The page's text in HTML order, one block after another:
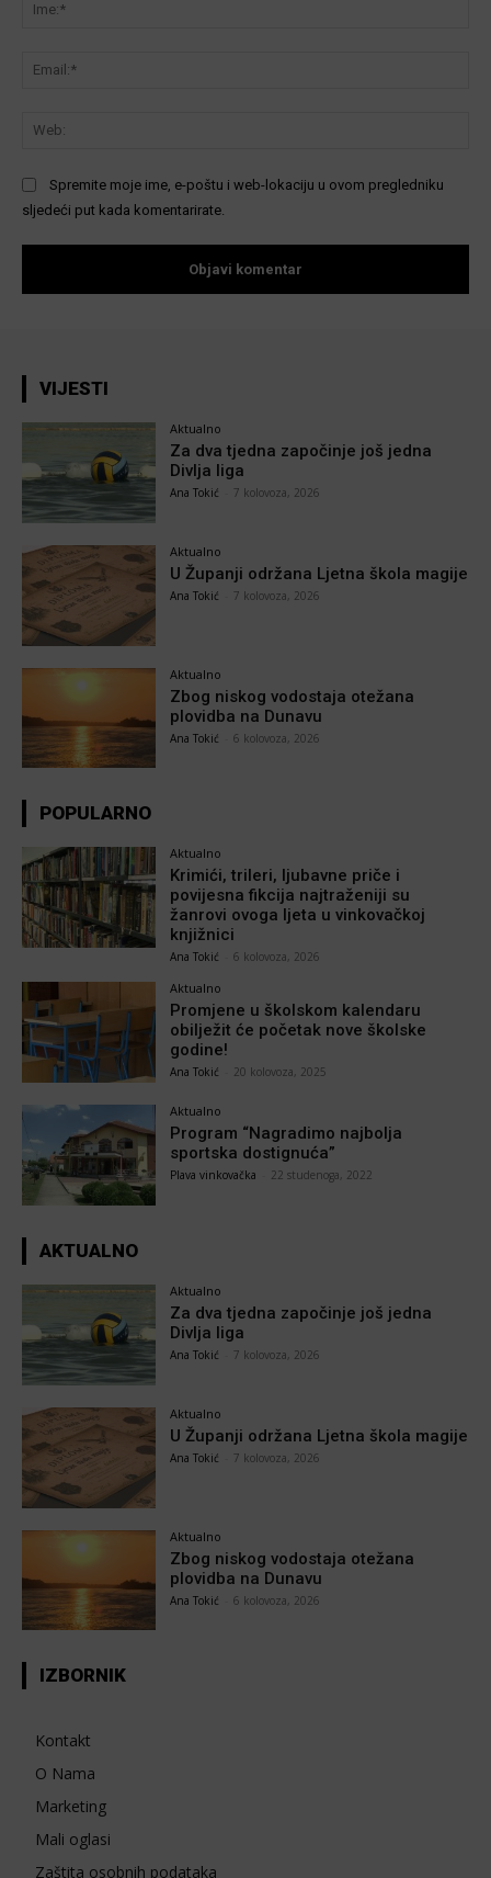
Spremite moje ime, e-poštu i web-lokaciju u ovom pregledniku
sljedeći put kada komentarirate.
VIJESTI
Aktualno
Za dva tjedna započinje još jedna
Divlja liga
Ana Tokić 7 kolovoza, 2026
Aktualno
U Županji održana Ljetna škola magije
Ana Tokić 7 kolovoza, 2026
Aktualno
Zbog niskog vodostaja otežana
plovidba na Dunavu
Ana Tokić 6 kolovoza, 2026
POPULARNO
Aktualno
Krimići, trileri, ljubavne priče i
povijesna fikcija najtraženiji su
žanrovi ovoga ljeta u vinkovačkoj
knjižnici
Ana Tokić 6 kolovoza, 2026
Aktualno
Promjene u školskom kalendaru
obilježit će početak nove školske
godine!
Ana Tokić 20 kolovoza, 2025
Aktualno
Program “Nagradimo najbolja
sportska dostignuća”
Plava vinkovačka 22 studenoga, 2022
AKTUALNO
Aktualno
Za dva tjedna započinje još jedna
Divlja liga
Ana Tokić 7 kolovoza, 2026
Aktualno
U Županji održana Ljetna škola magije
Ana Tokić 7 kolovoza, 2026
Aktualno
Zbog niskog vodostaja otežana
plovidba na Dunavu
Ana Tokić 6 kolovoza, 2026
IZBORNIK
Kontakt
O Nama
Marketing
Mali oglasi
Zaštita osobnih podataka